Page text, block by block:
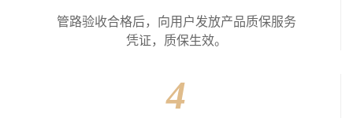
管路验收合格后，向用户发放产品质保服务
凭证，质保生效。
4